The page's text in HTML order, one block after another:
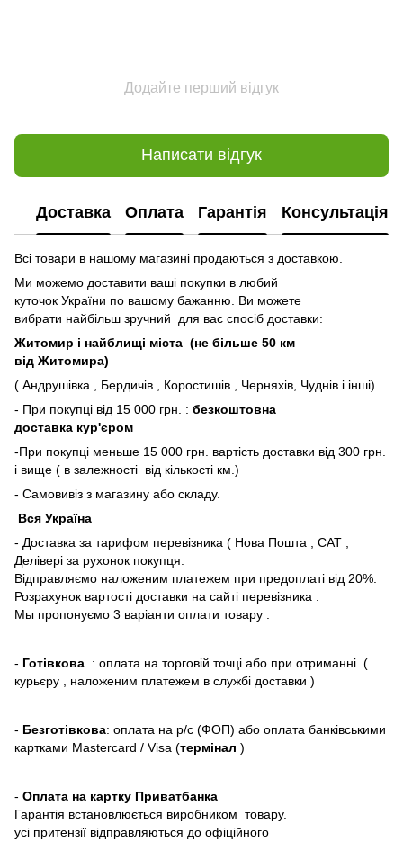
Додайте перший відгук
Написати відгук
Доставка Оплата Гарантія Консультація
Всі товари в нашому магазині продаються з доставкою.
Ми можемо доставити ваші покупки в любий
куточок України по вашому бажанню. Ви можете
вибрати найбільш зручний для вас спосіб доставки:
Житомир і найблищі міста (не більше 50 км
від Житомира)
( Андрушівка , Бердичів , Коростишів , Черняхів, Чуднів і інші)
- При покупці від 15 000 грн. : безкоштовна
доставка кур'єром
-При покупці меньше 15 000 грн. вартість доставки від 300 грн.
і вище ( в залежності від кількості км.)
- Самовивіз з магазину або складу.
Вся Україна
- Доставка за тарифом перевізника ( Нова Пошта , САТ ,
Делівері за рухонок покупця.
Відправляємо наложеним платежем при предоплаті від 20%.
Розрахунок вартості доставки на сайті перевізника .
Мы пропонуємо 3 варіанти оплати товару :
- Готівкова : оплата на торговій точці або при отриманні (
курьєру , наложеним платежем в службі доставки )
- Безготівкова: оплата на р/с (ФОП) або оплата банківськими
картками Mastercard / Visa (термінал )
- Оплата на картку Приватбанка
Гарантія встановлюється виробником товару.
усі притензії відправляються до офіційного